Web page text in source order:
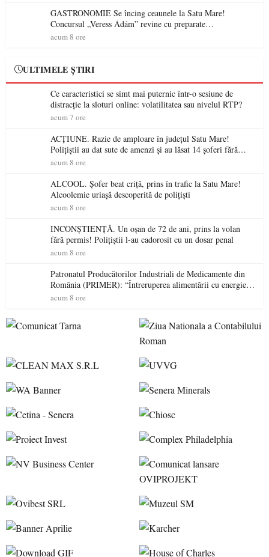
GASTRONOMIE Se încing ceaunele la Satu Mare!
Concursul „Veress Ádám” revine cu preparate
spectaculoase, premii și un jurat de renume
acum 8 ore
ULTIMELE ȘTIRI
Ce caracteristici se simt mai puternic într-o sesiune de
distracție la sloturi online: volatilitatea sau nivelul RTP?
acum 7 ore
ACȚIUNE. Razie de amploare în județul Satu Mare!
Polițiștii au dat sute de amenzi și au lăsat 14 șoferi fără
permis într-o singură zi
acum 8 ore
ALCOOL. Șofer beat criță, prins în trafic la Satu Mare!
Alcoolemie uriașă descoperită de polițiști
acum 8 ore
INCONȘTIENȚĂ. Un oșan de 72 de ani, prins la volan
fără permis! Polițiștii l-au cadorosit cu un dosar penal
acum 8 ore
Patronatul Producătorilor Industriali de Medicamente din
România (PRIMER): “Întreruperea alimentării cu energie
electrică a fabricilor de medicamente va pune în pericol
acum 8 ore